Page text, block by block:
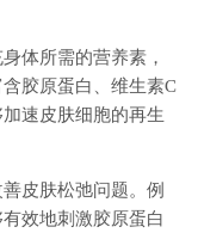
体所需的营养素，
胶原蛋白、维生素C
速皮肤细胞的再生
皮肤松弛问题。例
效地刺激胶原蛋白